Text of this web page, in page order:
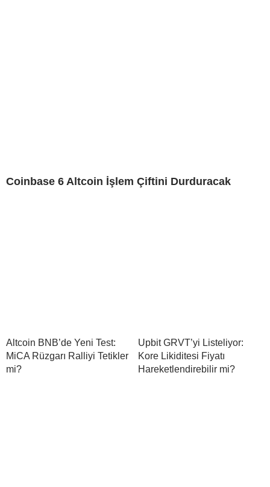
Coinbase 6 Altcoin İşlem Çiftini Durduracak
Altcoin BNB’de Yeni Test:
MiCA Rüzgarı Ralliyi Tetikler
mi?
Upbit GRVT’yi Listeliyor:
Kore Likiditesi Fiyatı
Hareketlendirebilir mi?